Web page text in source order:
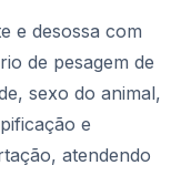
e desossa com
de pesagem de
sexo do animal,
e
atendendo